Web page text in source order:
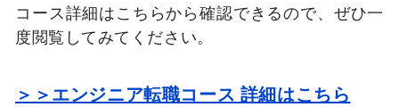
コース詳細はこちらから確認できるので、ぜひ一
度閲覧してみてください。
＞＞エンジニア転職コース 詳細はこちら